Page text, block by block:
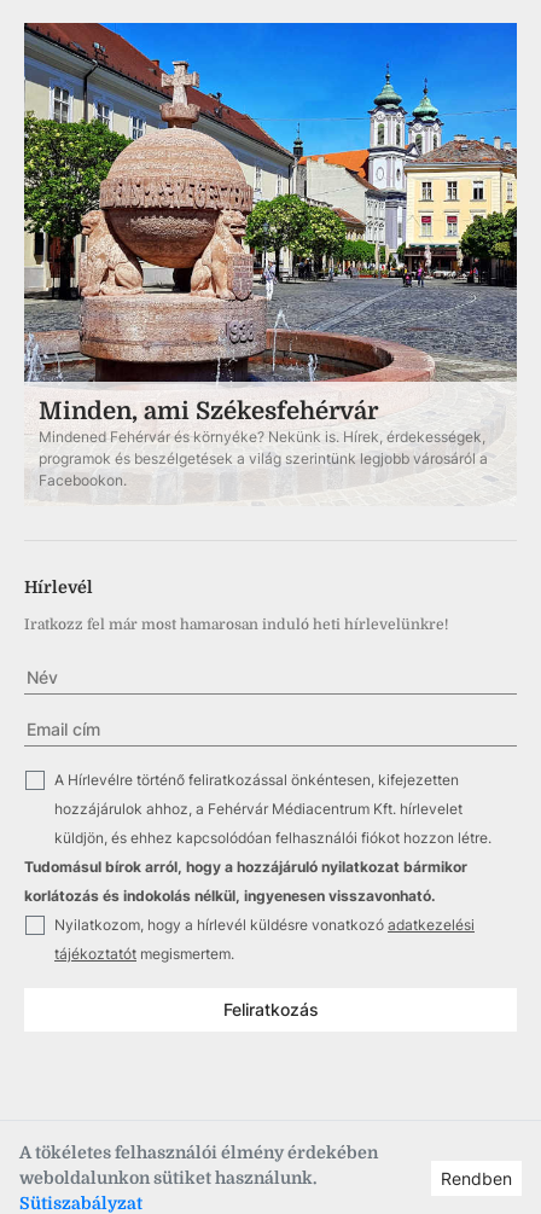
A tökéletes felhasználói élmény érdekében
weboldalunkon sütiket használunk.
Sütiszabályzat
Rendben
Minden, ami Székesfehérvár
Mindened Fehérvár és környéke? Nekünk is. Hírek, érdekességek,
programok és beszélgetések a világ szerintünk legjobb városáról a
Facebookon.
Hírlevél
Iratkozz fel már most hamarosan induló heti hírlevelünkre!
✓
A Hírlevélre történő feliratkozással önkéntesen, kifejezetten
hozzájárulok ahhoz, a Fehérvár Médiacentrum Kft. hírlevelet
küldjön, és ehhez kapcsolódóan felhasználói fiókot hozzon létre.
Tudomásul bírok arról, hogy a hozzájáruló nyilatkozat bármikor
korlátozás és indokolás nélkül, ingyenesen visszavonható.
✓ Nyilatkozom, hogy a hírlevél küldésre vonatkozó adatkezelési
tájékoztatót megismertem.
Feliratkozás
Copyright © 2021–2026 Fehérvár Médiacentrum, fmc.hu